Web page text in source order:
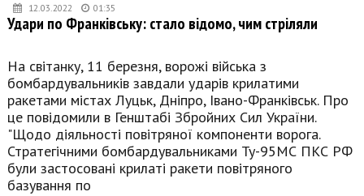
12.03.2022 01:35
Удари по Франківську: стало відомо, чим стріляли
На світанку, 11 березня, ворожі війська з
бомбардувальників завдали ударів крилатими
ракетами містах Луцьк, Дніпро, Івано-Франківськ. Про
це повідомили в Генштабі Збройних Сил України.
"Щодо діяльності повітряної компоненти ворога.
Стратегічними бомбардувальниками Ту-95МС ПКС РФ
були застосовані крилаті ракети повітряного
базування по